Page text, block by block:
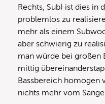
Rechts, Sub) ist dies in
problemlos zu
mehr als einem
aber schwierig zu
man würde bei großen
mittig
Bassbereich homogen
nichts mehr vom